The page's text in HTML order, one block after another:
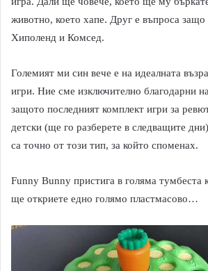
i
l
животно, което хапе. Друг е въпроса защо
Хиполенд и Комсед.
Големият ми син вече е на идеалната
игри. Ние сме изключително благодарни
защото последният комплект игри за
детски (ще го разберете в следващите
са точно от този тип, за който споменах.
Funny Bunny пристига в голяма тумбеста
ще откриете едно голямо пластмасово…